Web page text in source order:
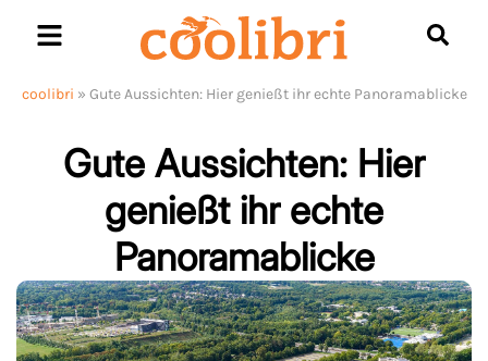
coolibri » Gute Aussichten: Hier genießt ihr echte Panoramablicke
Gute Aussichten: Hier
genießt ihr echte
Panoramablicke